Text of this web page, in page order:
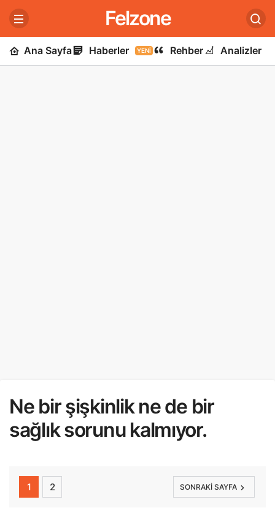
Felzone
Ana Sayfa Haberler YENI Rehber Analizler
Ne bir şişkinlik ne de bir
sağlık sorunu kalmıyor.
1 2 SONRAKI SAYFA